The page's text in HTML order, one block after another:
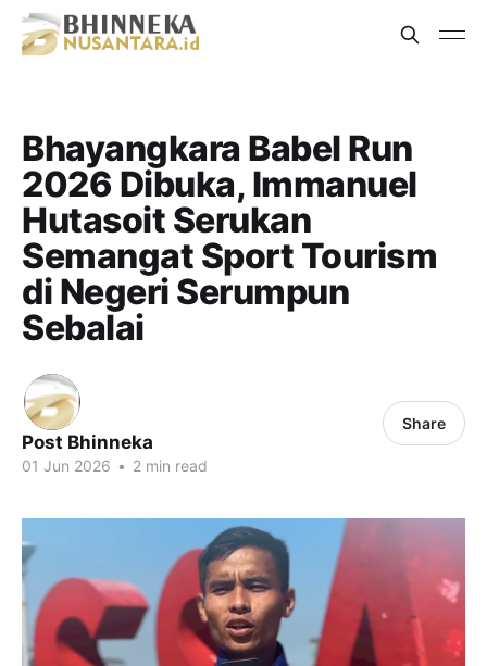
Bhayangkara Babel Run
2026 Dibuka, Immanuel
Hutasoit Serukan
Semangat Sport Tourism
di Negeri Serumpun
Sebalai
Post Bhinneka
01 Jun 2026 • 2 min read
Share